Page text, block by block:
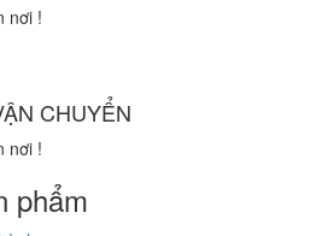
nơi !
CHUYỂN
nơi !
phẩm